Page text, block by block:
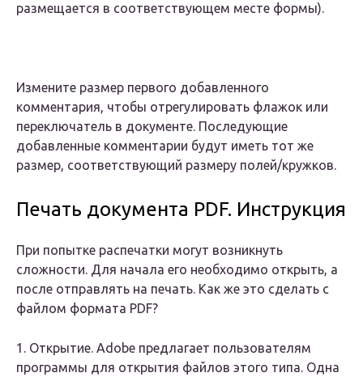
размещается в соответствующем месте формы).
Измените размер первого добавленного
комментария, чтобы отрегулировать флажок или
переключатель в документе. Последующие
добавленные комментарии будут иметь тот же
размер, соответствующий размеру полей/кружков.
Печать документа PDF. Инструкция
При попытке распечатки могут возникнуть
сложности. Для начала его необходимо открыть, а
после отправлять на печать. Как же это сделать с
файлом формата PDF?
1. Открытие. Adobe предлагает пользователям
программы для открытия файлов этого типа. Одна